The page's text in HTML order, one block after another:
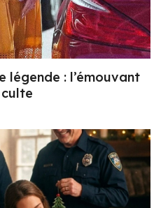
légende : l’émouvant